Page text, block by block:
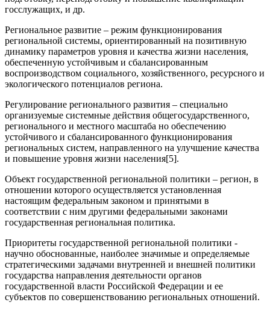
госслужащих, и др.
Региональное развитие – режим функционирования
региональной системы, ориентированный на позитивную
динамику параметров уровня и качества жизни населения,
обеспеченную устойчивым и сбалансированным
воспроизводством социального, хозяйственного, ресурсного и
экологического потенциалов региона.
Регулирование регионального развития – специально
организуемые системные действия общегосударственного,
регионального и местного масштаба но обеспечению
устойчивого и сбалансированного функционирования
региональных систем, направленного на улучшение качества
и повышение уровня жизни населения[5].
Объект государственной региональной политики – регион, в
отношении которого осуществляется установленная
настоящим федеральным законом и принятыми в
соответствии с ним другими федеральными законами
государственная региональная политика.
Приоритеты государственной региональной политики -
научно обоснованные, наиболее значимые и определяемые
стратегическими задачами внутренней и внешней политики
государства направления деятельности органов
государственной власти Российской Федерации и ее
субъектов по совершенствованию региональных отношений.